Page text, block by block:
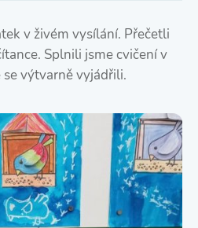
v živém vysílání. Přečetli
Splnili jsme cvičení v
výtvarně vyjádřili.